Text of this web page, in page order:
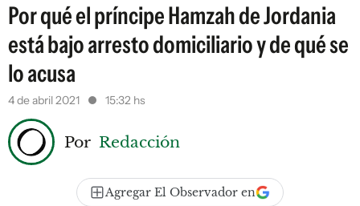
Por qué el príncipe Hamzah de Jordania
está bajo arresto domiciliario y de qué se
lo acusa
4 de abril 2021 15:32 hs
Por Redacción
Agregar El Observador en